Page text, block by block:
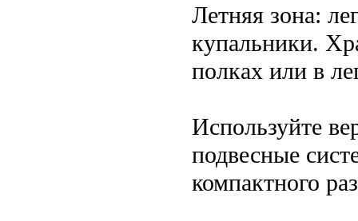
Летняя зона:
купальники.
полках или в
Используйте
подвесные
компактного